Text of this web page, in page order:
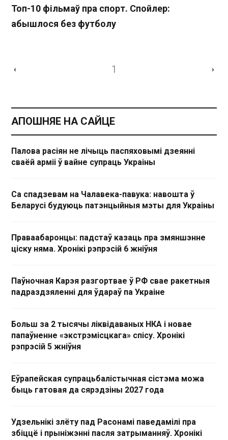
Топ-10 фільмаў пра спорт. Спойлер:
абышлося без футболу
‹ 1 ›
АПОШНЯЕ НА САЙЦЕ
Палова расіян не лічыць паспяховымі дзеянні
сваёй арміі ў вайне супраць Украіны
Са спадзевам на Чалавека-павука: навошта ў
Беларусі будуюць патэнцыйныя мэты для Украіны
Праваабаронцы: падстаў казаць пра змяншэнне
ціску няма. Хронікі рэпрэсій 6 жніўня
Паўночная Карэя разгортвае ў РФ свае ракетныя
падраздзяленні для ўдараў па Украіне
Больш за 2 тысячы ліквідаваных НКА і новае
папаўненне «экстрэмісцкага» спісу. Хронікі
рэпрэсій 5 жніўня
Еўрапейская супрацьбалістычная сістэма можа
быць гатовая да сярэдзіны 2027 года
Удзельнікі злёту пад Расонамі паведамілі пра
збіццё і прыніжэнні пасля затрыманняў. Хронікі